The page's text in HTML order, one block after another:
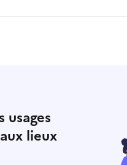
lieux